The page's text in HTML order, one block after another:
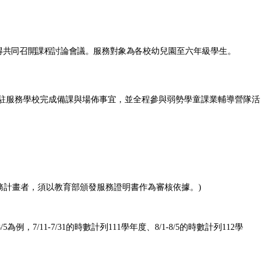
共同召開課程討論會議。服務對象為各校幼兒園至六年級學生。
務學校完成備課與場佈事宜，並全程參與弱勢學童課業輔導營隊活
畫者，須以教育部頒發服務證明書作為審核依據。)
例，7/11-7/31的時數計列111學年度、8/1-8/5的時數計列112學